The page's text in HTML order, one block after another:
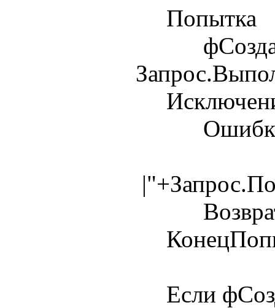
Попытка
Если